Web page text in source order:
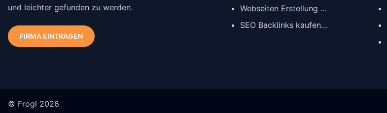
und leichter gefunden zu werden.
FIRMA EINTRAGEN
Webseiten Erstellung ✨
SEO Backlinks kaufen 🔗
© Frogl 2026